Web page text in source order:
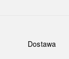
Dostawa